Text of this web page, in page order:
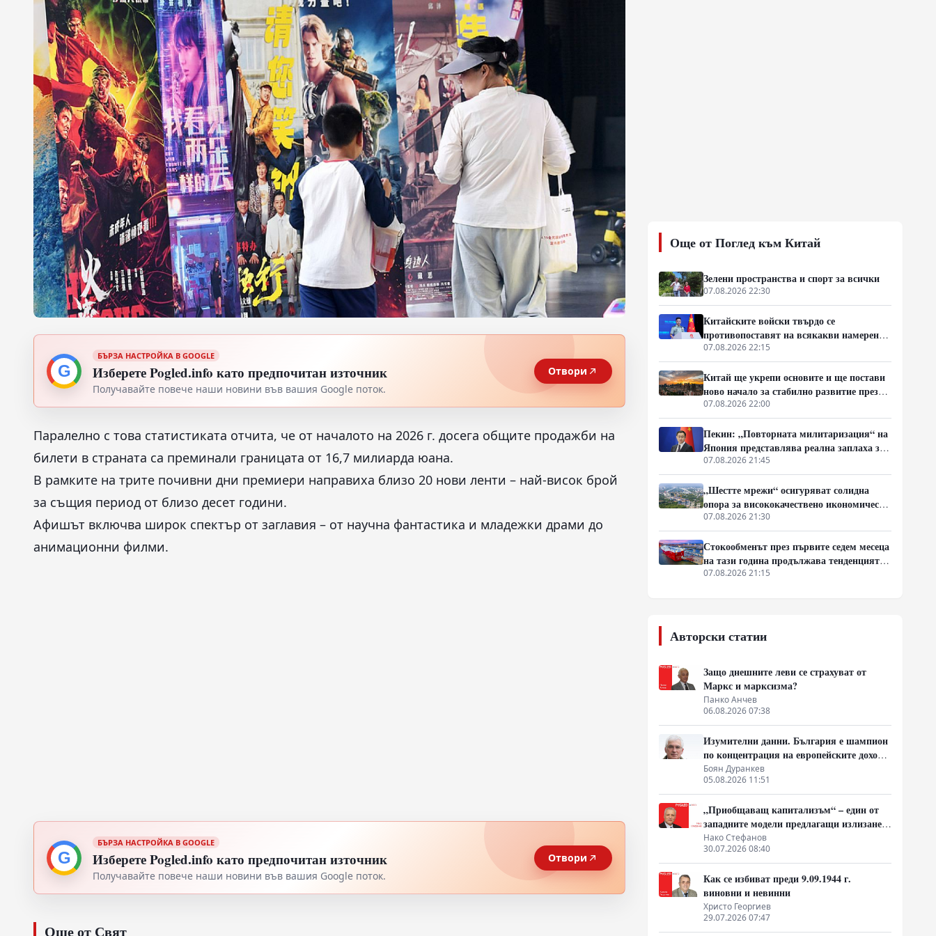
G
БЪРЗА НАСТРОЙКА В GOOGLE
Изберете Pogled.info като предпочитан източник
Получавайте повече наши новини във вашия Google поток.
Отвори
Паралелно с това статистиката отчита, че от началото на 2026 г. досега общите продажби на
билети в страната са преминали границата от 16,7 милиарда юана.
В рамките на трите почивни дни премиери направиха близо 20 нови ленти – най-висок брой
за същия период от близо десет години.
Афишът включва широк спектър от заглавия – от научна фантастика и младежки драми до
анимационни филми.
G
БЪРЗА НАСТРОЙКА В GOOGLE
Изберете Pogled.info като предпочитан източник
Получавайте повече наши новини във вашия Google поток.
Отвори
Още от Свят
Още от Поглед към Китай
Зелени пространства и спорт за всички
07.08.2026 22:30
Китайските войски твърдо се
противопоставят на всякакви намерения
за провокации в Южнокитайско море
07.08.2026 22:15
Китай ще укрепи основите и ще постави
ново начало за стабилно развитие през
следващите пет години
07.08.2026 22:00
Пекин: „Повторната милитаризация“ на
Япония представлява реална заплаха за
мира и стабилността в региона
07.08.2026 21:45
„Шестте мрежи“ осигуряват солидна
опора за висококачествено икономическо
развитие
07.08.2026 21:30
Стокообменът през първите седем месеца
на тази година продължава тенденцията
си на растеж
07.08.2026 21:15
Авторски статии
Защо днешните леви се страхуват от
Маркс и марксизма?
Панко Анчев
06.08.2026 07:38
Изумителни данни. България е шампион
по концентрация на европейските доходи
в ръцете на най-богатия 1%, надминава
и САЩ
Боян Дуранкев
05.08.2026 11:51
„Приобщаващ капитализъм“ – един от
западните модели предлагащи излизане
от системата на неолиберализма
Нако Стефанов
30.07.2026 08:40
Как се избиват преди 9.09.1944 г.
виновни и невинни
Христо Георгиев
29.07.2026 07:47